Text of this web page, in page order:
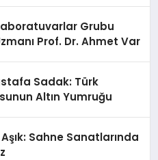
Grubu
Prof. Dr. Ahmet Var
Sadak: Türk
Altın Yumruğu
Sahne Sanatlarında